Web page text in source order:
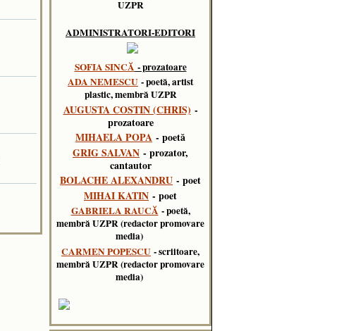
UZPR
ADMINISTRATORI-EDITORI
SOFIA SINCĂ - prozatoare
ADA NEMESCU - poetă, artist
plastic, membră UZPR
AUGUSTA COSTIN (CHRIS) -
prozatoare
MIHAELA POPA - poetă
GRIG SALVAN - prozator,
cantautor
BOLACHE ALEXANDRU - poet
MIHAI KATIN - poet
GABRIELA RAUCĂ - poetă,
membră UZPR (redactor promovare
media)
CARMEN POPESCU - scriitoare,
membră UZPR (redactor promovare
media)